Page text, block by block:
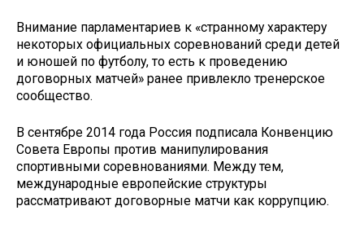
Внимание парламентариев к «странному характеру
некоторых официальных соревнований среди детей
и юношей по футболу, то есть к проведению
договорных матчей» ранее привлекло тренерское
сообщество.
В сентябре 2014 года Россия подписала Конвенцию
Совета Европы против манипулирования
спортивными соревнованиями. Между тем,
международные европейские структуры
рассматривают договорные матчи как коррупцию.